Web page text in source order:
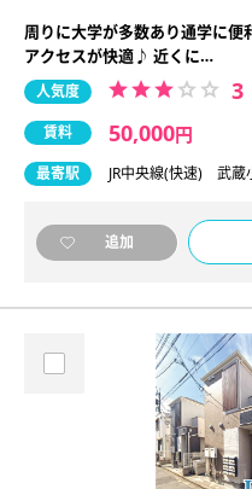
周りに大学が多数あり通学に便
アクセスが快適♪ 近くに…
人気度 3
賃料 50,000円
最寄駅 JR中央線(快速) 武
追加